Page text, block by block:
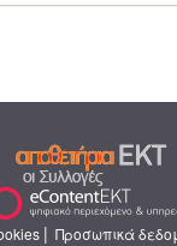
| Προσωπικά